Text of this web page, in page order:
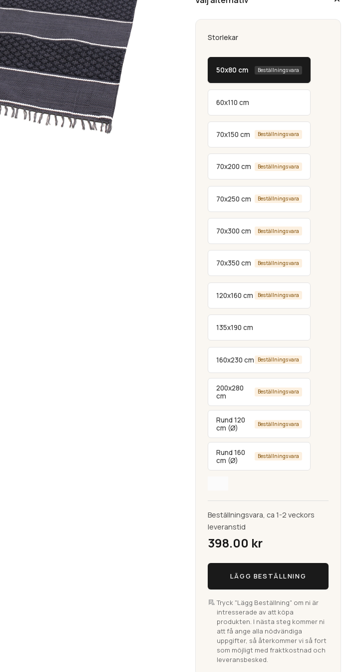
Storlekar
50x80 cm Beställningsvara
60x110 cm
70x150 cm Beställningsvara
70x200 cm Beställningsvara
70x250 cm Beställningsvara
70x300 cm Beställningsvara
70x350 cm Beställningsvara
120x160 cm Beställningsvara
135x190 cm
160x230 cm Beställningsvara
200x280
cm
Beställningsvara
Rund 120
cm (Ø)
Beställningsvara
Rund 160
cm (Ø)
Beställningsvara
Beställningsvara, ca 1-2 veckors
leveranstid
398.00 kr
Visby
Mörkblå
Handvävd
Bomullsmatta
mängd
LÄGG BESTÄLLNING
Tryck "Lägg Beställning" om ni är
intresserade av att köpa
produkten. I nästa steg kommer ni
att få ange alla nödvändiga
uppgifter, så återkommer vi så fort
som möjligt med fraktkostnad och
leveransbesked.